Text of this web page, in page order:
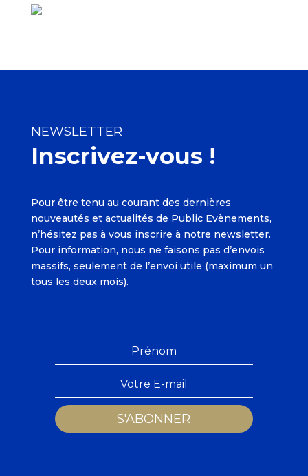
NEWSLETTER
Inscrivez-vous !
Pour être tenu au courant des dernières
nouveautés et actualités de Public Evènements,
n’hésitez pas à vous inscrire à notre newsletter.
Pour information, nous ne faisons pas d’envois
massifs, seulement de l’envoi utile (maximum un
tous les deux mois).